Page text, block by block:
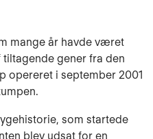
mange år havde været
gener fra den
opereret i september 2001
som startede
blev udsat for en